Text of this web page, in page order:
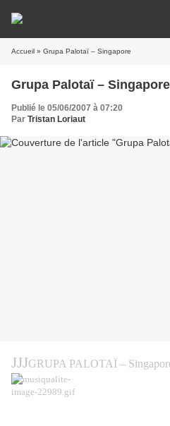
Accueil » Grupa Palotaï – Singapore
Grupa Palotaï – Singapore
Publié le 05/06/2007 à 07:20
Par Tristan Loriaut
JJJGRUPA PALOTAÏ –